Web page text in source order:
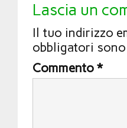
Lascia un
Il tuo indirizzo
obbligatori
Commento *